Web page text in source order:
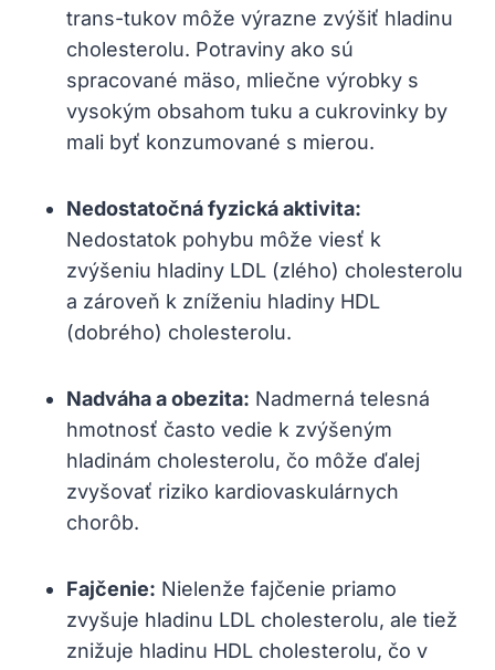
trans-tukov môže výrazne zvýšiť hladinu
cholesterolu. Potraviny ako sú
spracované mäso, mliečne výrobky s
vysokým obsahom tuku a cukrovinky by
mali byť konzumované s mierou.
Nedostatočná fyzická aktivita:
Nedostatok pohybu môže viesť k
zvýšeniu hladiny LDL (zlého) cholesterolu
a zároveň k zníženiu hladiny HDL
(dobrého) cholesterolu.
Nadváha a obezita: Nadmerná telesná
hmotnosť často vedie k zvýšeným
hladinám cholesterolu, čo môže ďalej
zvyšovať riziko kardiovaskulárnych
chorôb.
Fajčenie: Nielenže fajčenie priamo
zvyšuje hladinu LDL cholesterolu, ale tiež
znižuje hladinu HDL cholesterolu, čo v